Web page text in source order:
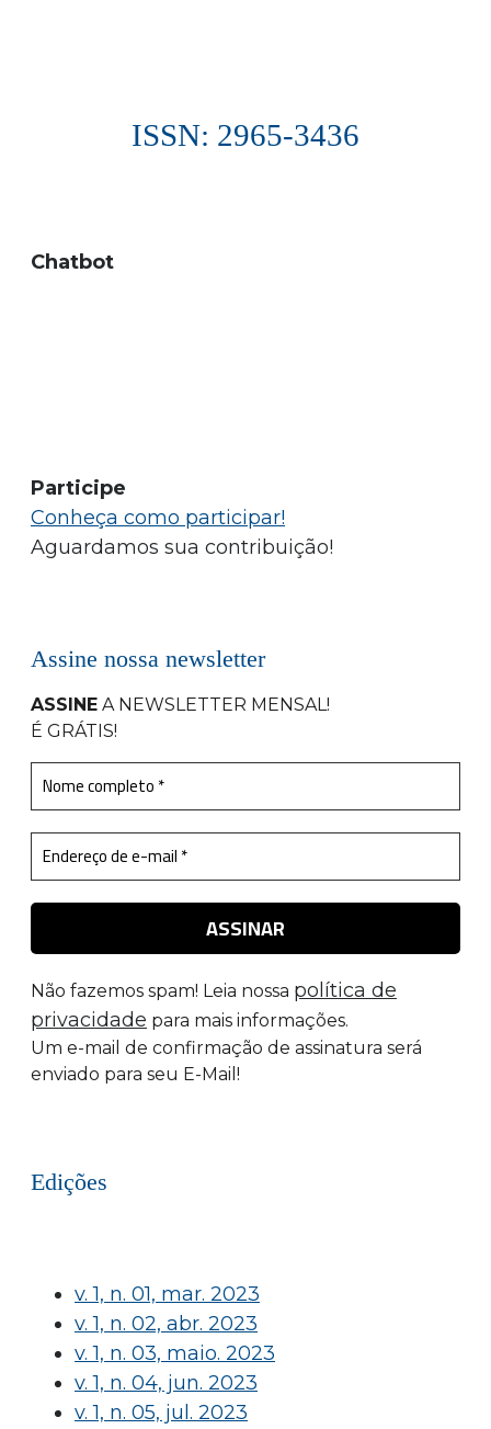
ISSN: 2965-3436
Chatbot
Participe
Conheça como participar!
Aguardamos sua contribuição!
Assine nossa newsletter
ASSINE A NEWSLETTER MENSAL!
É GRÁTIS!
Não fazemos spam! Leia nossa política de
privacidade para mais informações.
Um e-mail de confirmação de assinatura será
enviado para seu E-Mail!
Edições
v. 1, n. 01, mar. 2023
v. 1, n. 02, abr. 2023
v. 1, n. 03, maio. 2023
v. 1, n. 04, jun. 2023
v. 1, n. 05, jul. 2023